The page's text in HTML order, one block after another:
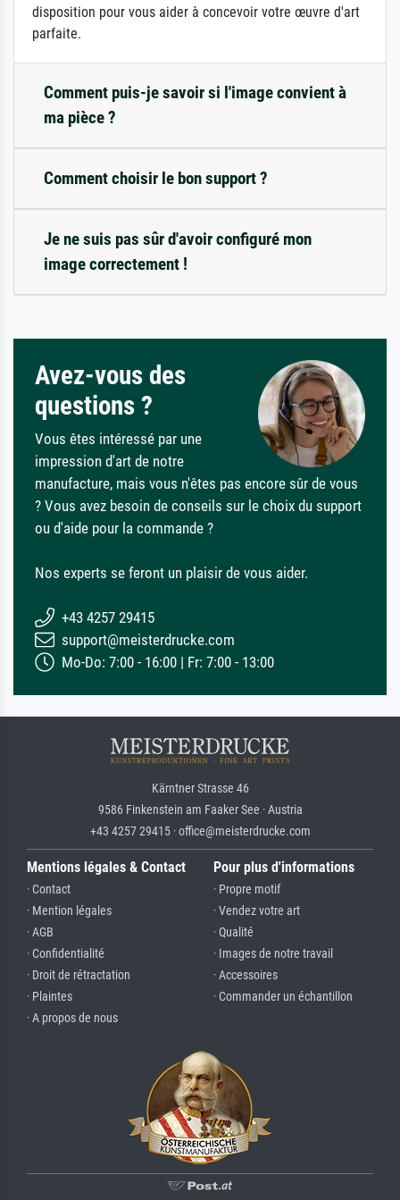
disposition pour vous aider à concevoir votre œuvre d'art
parfaite.
Comment puis-je savoir si l'image convient à
ma pièce ?
Comment choisir le bon support ?
Je ne suis pas sûr d'avoir configuré mon
image correctement !
Avez-vous des
questions ?
Vous êtes intéressé par une
impression d'art de notre
manufacture, mais vous n'êtes pas encore sûr de vous
? Vous avez besoin de conseils sur le choix du support
ou d'aide pour la commande ?
Nos experts se feront un plaisir de vous aider.
+43 4257 29415
support@meisterdrucke.com
Mo-Do: 7:00 - 16:00 | Fr: 7:00 - 13:00
Kärntner Strasse 46
9586 Finkenstein am Faaker See · Austria
+43 4257 29415 · office@meisterdrucke.com
Mentions légales & Contact
· Contact
· Mention légales
· AGB
· Confidentialité
· Droit de rétractation
· Plaintes
· A propos de nous
Pour plus d'informations
· Propre motif
· Vendez votre art
· Qualité
· Images de notre travail
· Accessoires
· Commander un échantillon